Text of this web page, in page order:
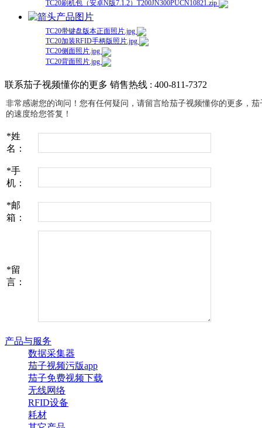
TC20刷机包（安卓N版7.1.2）T200JN300PUCN10821.zip
产品图片
TC20带键盘版本正面照片.jpg
TC20加装RFID手柄版照片.jpg
TC20侧面照片.jpg
TC20背面照片.jpg
联系茄子视频懂你的更多 销售热线 : 400-811-7372
非常感谢您的询问！您有任何疑问，请留言给茄子视频懂你的更多
的速度给您答复！
*姓
名：
*手
机：
*邮
箱：
*留
言：
产品与服务
数据采集器
茄子视频污版app
茄子免费视频下载
无线网络
RFID设备
耗材